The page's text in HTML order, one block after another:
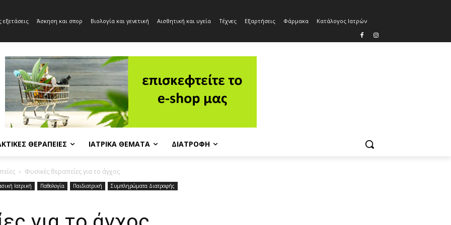
εξετάσεις Άσκηση και σπορ Βιολογία και γενετική Αισθητική και υγεία Τέχνες Εξαρτήσεις Φάρμακα Κατάλογος Ιατρών
ΘΕΡΑΠΕΊΕΣ ΙΑΤΡΙΚΆ ΘΈΜΑΤΑ ΔΙΑΤΡΟΦΉ
Φυσικές θεραπείες για το άγχος
Ιατρική Παθολογία Παιδιατρική Συμπληρώματα Διατροφής